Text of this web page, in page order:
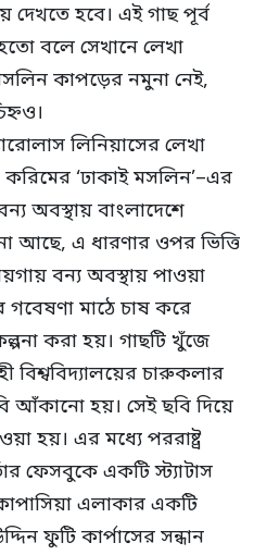
দেখতে হবে। এই গাছ পূর্ব
বলে সেখানে লেখা
কাপড়ের নমুনা নেই,
লিনিয়াসের লেখা
করিমের ‘ঢাকাই মসলিন’–এর
অবস্থায় বাংলাদেশে
আছে, এ ধারণার ওপর ভিত্তি
বন্য অবস্থায় পাওয়া
মাঠে চাষ করে
করা হয়। গাছটি খুঁজে
বিশ্ববিদ্যালয়ের চারুকলার
আঁকানো হয়। সেই ছবি দিয়ে
হয়। এর মধ্যে পররাষ্ট্র
ফেসবুকে একটি স্ট্যাটাস
এলাকার একটি
ফুটি কার্পাসের সন্ধান